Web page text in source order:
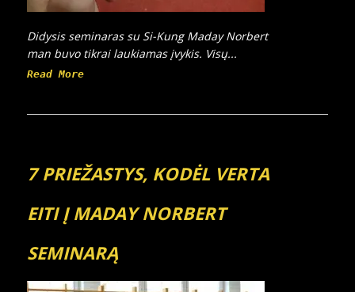
Didysis seminaras su Si-Kung Maday Norbert
man buvo tikrai laukiamas įvykis. Visų...
Read More
7 PRIEŽASTYS, KODĖL VERTA
EITI Į MADAY NORBERT
SEMINARĄ